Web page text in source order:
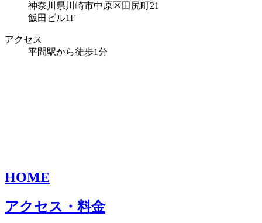
神奈川県川崎市中原区田尻町21
飯田ビル1F
アクセス
平間駅から徒歩1分
HOME
アクセス・料金